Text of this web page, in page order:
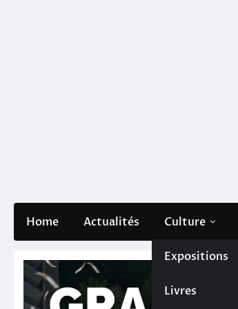
Home Actualités Culture
Expositions
Livres